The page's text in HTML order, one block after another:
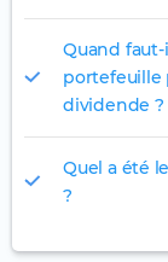
Quand faut-
portefeuille
dividende ?
Quel a été
?